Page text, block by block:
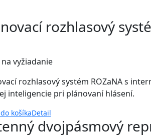
rozhlasový
na vyžiadanie
rozhlasový systém ROZaNA s
inteligencie pri plánovaní hlásení.
košíkaDetail
dvojpásmový